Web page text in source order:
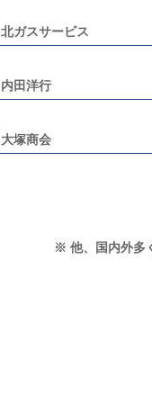
北ガスサービス
内田洋行
大塚商会
※ 他、国内外多